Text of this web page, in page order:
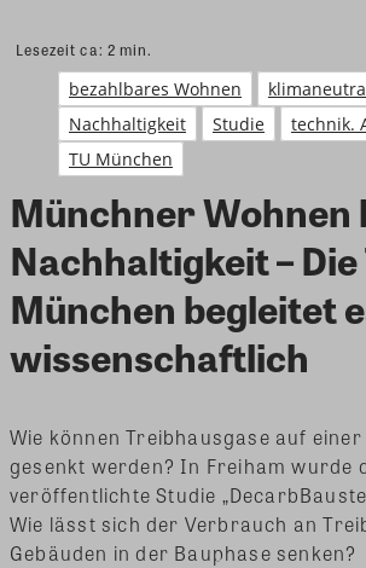
Lesezeit ca: 2 min.
bezahlbares Wohnen
Nachhaltigkeit
Studie
technik.
TU München
Münchner Wohnen
Nachhaltigkeit – Die
München begleitet
wissenschaftlich
Wie können Treibhausgase auf
gesenkt werden? In Freiham wurde
veröffentlichte Studie
Wie lässt sich der Verbrauch an
Gebäuden in der Bauphase senken?